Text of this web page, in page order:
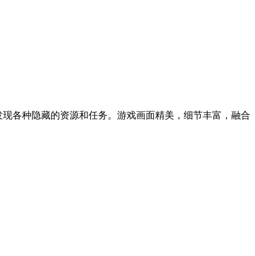
各种隐藏的资源和任务。游戏画面精美，细节丰富，融合